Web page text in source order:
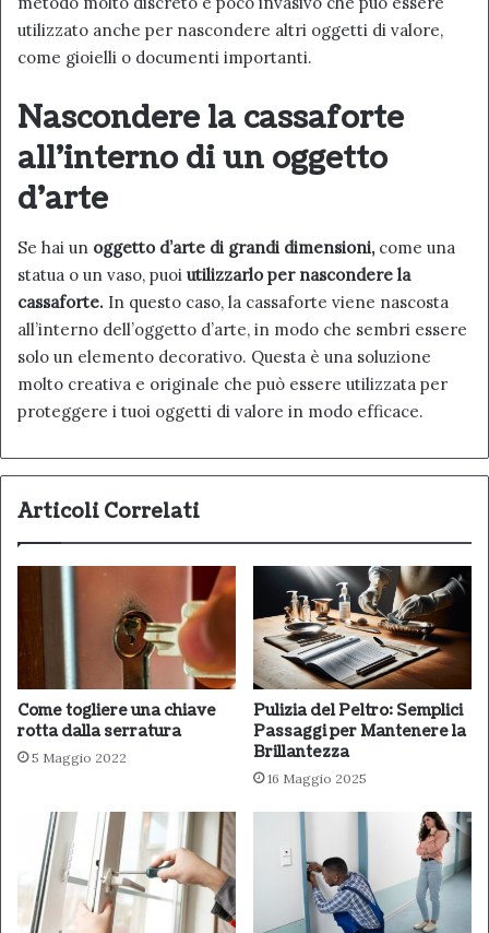
utilizzato anche per nascondere altri oggetti di valore,
come gioielli o documenti importanti.
Nascondere la cassaforte
all’interno di un oggetto
d’arte
Se hai un oggetto d’arte di grandi dimensioni, come una
statua o un vaso, puoi utilizzarlo per nascondere la
cassaforte. In questo caso, la cassaforte viene nascosta
all’interno dell’oggetto d’arte, in modo che sembri essere
solo un elemento decorativo. Questa è una soluzione
molto creativa e originale che può essere utilizzata per
proteggere i tuoi oggetti di valore in modo efficace.
Articoli Correlati
Come togliere una chiave
rotta dalla serratura
5 Maggio 2022
Pulizia del Peltro: Semplici
Passaggi per Mantenere la
Brillantezza
16 Maggio 2025